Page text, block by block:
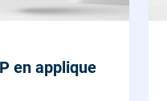
en applique